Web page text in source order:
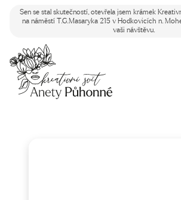
Sen se stal skutečností, otevřela jsem krámek
na náměstí T.G.Masaryka 215 v Hodkovicích n.
vaši návštěvu.